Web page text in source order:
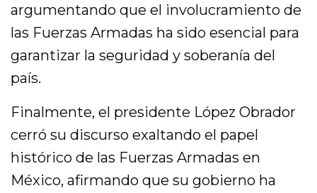
argumentando que el involucramiento de
las Fuerzas Armadas ha sido esencial para
garantizar la seguridad y soberanía del
país.
Finalmente, el presidente López Obrador
cerró su discurso exaltando el papel
histórico de las Fuerzas Armadas en
México, afirmando que su gobierno ha